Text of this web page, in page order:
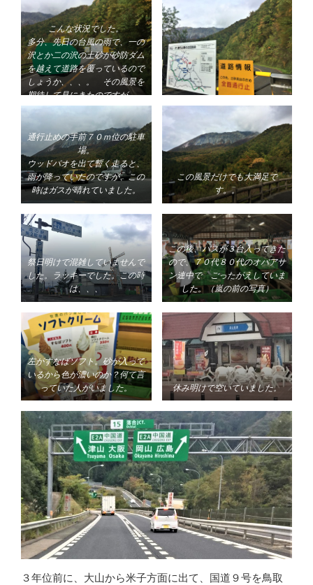
こんな状況でした。
多分、先日の台風の雨で、一の
沢とか二の沢の土砂が砂防ダム
を越えて道路を覆っているので
しょうか、、、。 その風景を
期待して見にきたのですが、、
見られませんでした。
通行止めの手前７０ｍ位の駐車
場。
ウッドパオを出て暫く走ると、
雨が降っていたのですが、この
時はガスが晴れていました。
この風景だけでも大満足で
す。。
祭日明けで混雑していませんで
した。ラッキーでした。この時
は、、、
この後、バスが３台入ってきた
ので、７０代８０代のオバアサ
ン連中で ごったがえしていま
した。（嵐の前の写真）
左がすなばソフト。砂が入って
いるから色が濃いのか？何て言
っていた人がいました。
休み明けで空いていました。
３年位前に、大山から米子方面に出て、国道９号を鳥取